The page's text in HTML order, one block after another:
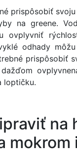
prispôsobiť
na greene.
ovplyvniť
odhady
prispôsobiť
loptičku.
na
mokrom